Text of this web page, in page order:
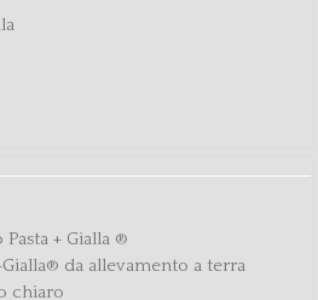
+ Gialla ®
da allevamento a terra
chiaro